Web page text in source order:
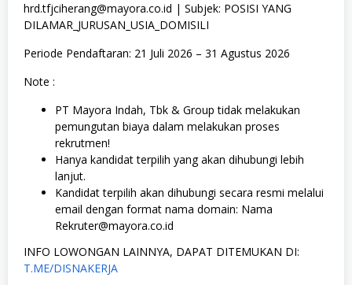
hrd.tfjciherang@mayora.co.id | Subjek: POSISI YANG
DILAMAR_JURUSAN_USIA_DOMISILI
Periode Pendaftaran: 21 Juli 2026 – 31 Agustus 2026
Note :
PT Mayora Indah, Tbk & Group tidak melakukan
pemungutan biaya dalam melakukan proses
rekrutmen!
Hanya kandidat terpilih yang akan dihubungi lebih
lanjut.
Kandidat terpilih akan dihubungi secara resmi melalui
email dengan format nama domain: Nama
Rekruter@mayora.co.id
INFO LOWONGAN LAINNYA, DAPAT DITEMUKAN DI:
T.ME/DISNAKERJA